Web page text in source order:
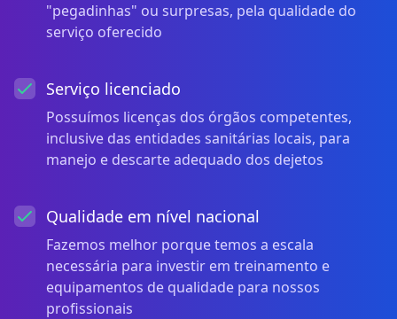
"pegadinhas" ou surpresas, pela qualidade do
serviço oferecido
Serviço licenciado
Possuímos licenças dos órgãos competentes,
inclusive das entidades sanitárias locais, para
manejo e descarte adequado dos dejetos
Qualidade em nível nacional
Fazemos melhor porque temos a escala
necessária para investir em treinamento e
equipamentos de qualidade para nossos
profissionais